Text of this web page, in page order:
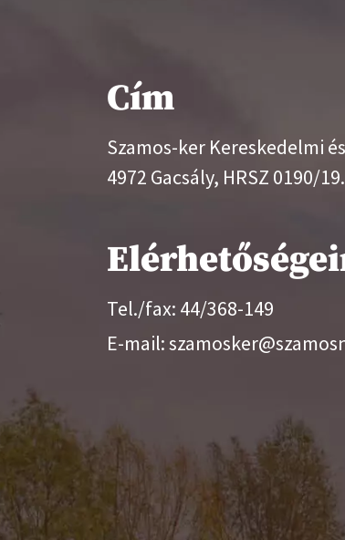
Cím
Szamos-ker Kereskedelmi
4972 Gacsály, HRSZ 0190/19.
Tel./fax: 44/368-149
E-mail: